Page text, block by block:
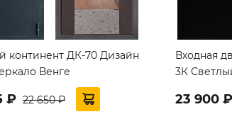
континент ДК-70 Дизайн
Венге
₽ 22 650 ₽
Входная
3К
23 900 ₽